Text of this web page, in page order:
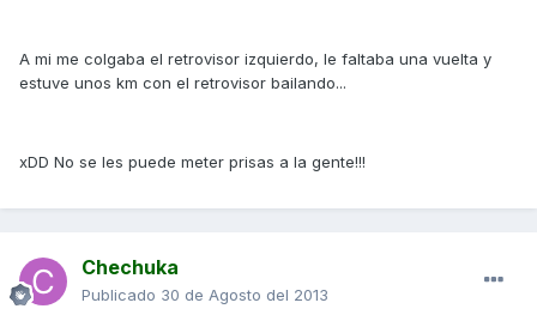
A mi me colgaba el retrovisor izquierdo, le faltaba una vuelta y
estuve unos km con el retrovisor bailando...
xDD No se les puede meter prisas a la gente!!!
Chechuka
Publicado 30 de Agosto del 2013